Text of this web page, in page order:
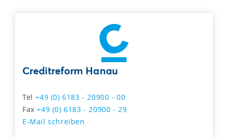
Creditreform Hanau
Tel+49 (0) 6183 - 20900 - 00
Fax+49 (0) 6183 - 20900 - 29
E-Mail schreiben